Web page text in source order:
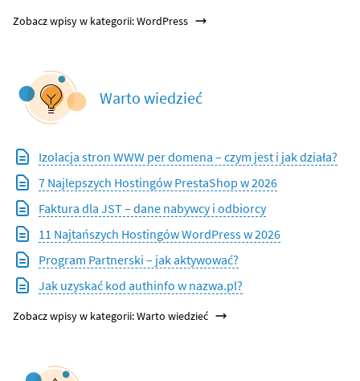
Zobacz wpisy w kategorii: WordPress
Warto wiedzieć
Izolacja stron WWW per domena – czym jest i jak działa?
7 Najlepszych Hostingów PrestaShop w 2026
Faktura dla JST – dane nabywcy i odbiorcy
11 Najtańszych Hostingów WordPress w 2026
Program Partnerski – jak aktywować?
Jak uzyskać kod authinfo w nazwa.pl?
Zobacz wpisy w kategorii: Warto wiedzieć